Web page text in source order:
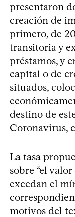
presentaron
creación de
primero, de
transitoria y
préstamos, y
capital o de
situados,
destino de
Coronavirus,
La tasa
sobre “el
excedan el
motivos del